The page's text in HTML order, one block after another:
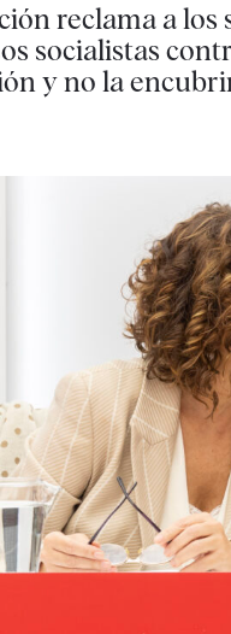
reclama a
socialistas
y no la